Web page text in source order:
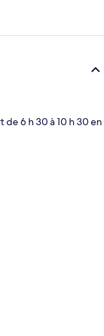
6 h 30 à 10 h 30 en